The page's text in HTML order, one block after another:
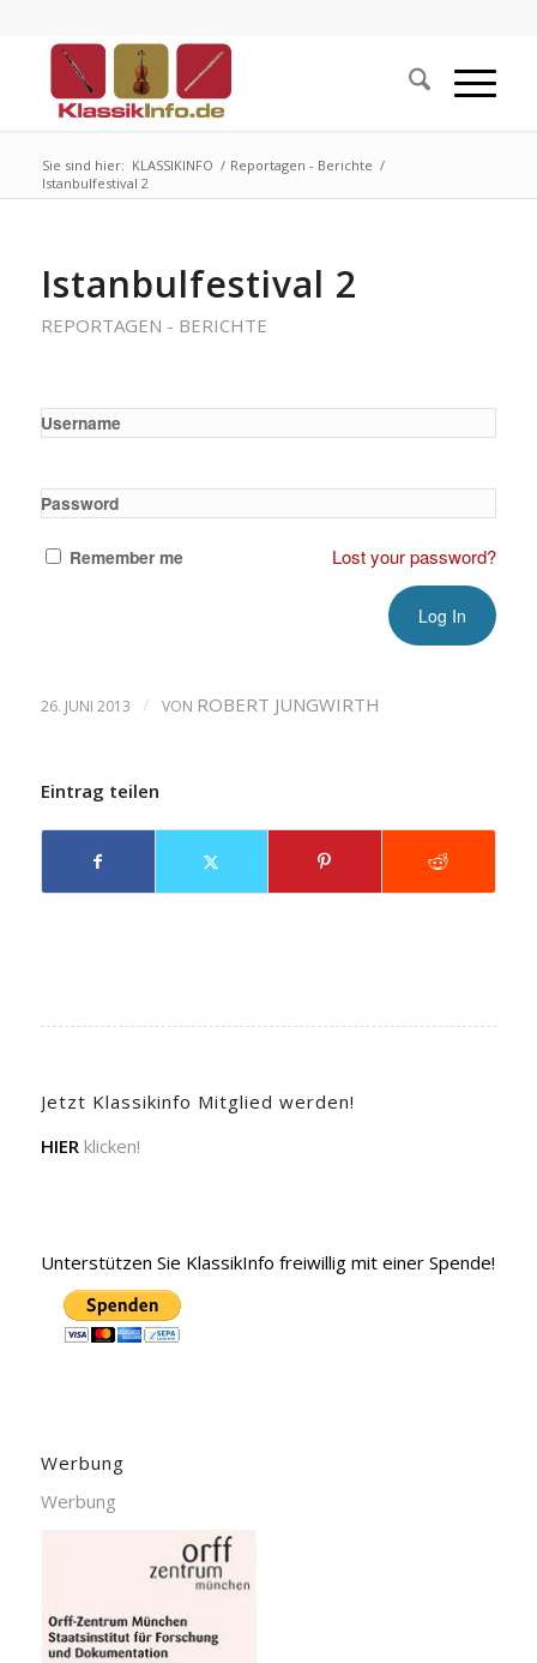
Sie sind hier: KLASSIKINFO / Reportagen - Berichte /
Istanbulfestival 2
Istanbulfestival 2
REPORTAGEN - BERICHTE
Username
Password
Remember me Lost your password?
26. JUNI 2013 / VON ROBERT JUNGWIRTH
Eintrag teilen
Jetzt Klassikinfo Mitglied werden!
HIER klicken!
Unterstützen Sie KlassikInfo freiwillig mit einer Spende!
Werbung
Werbung